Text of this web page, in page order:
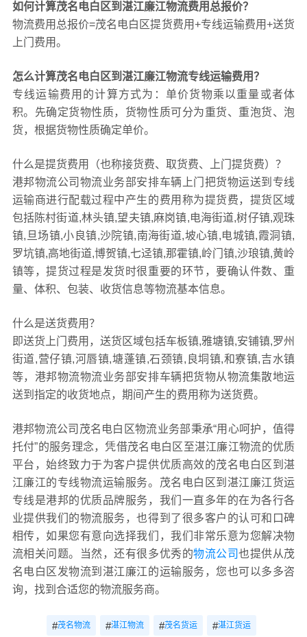
如何计算茂名电白区到湛江廉江物流费用总报价？
物流费用总报价=茂名电白区提货费用+专线运输费用+送货
上门费用。
怎么计算茂名电白区到湛江廉江物流专线运输费用？
专线运输费用的计算方式为：单价货物乘以重量或者体
积。先确定货物性质，货物性质可分为重货、重泡货、泡
货，根据货物性质确定单价。
什么是提货费用（也称接货费、取货费、上门提货费）？
港邦物流公司物流业务部安排车辆上门把货物运送到专线
运输商进行配载过程中产生的费用称为提货费，提货区域
包括陈村街道,林头镇,望夫镇,麻岗镇,电海街道,树仔镇,观珠
镇,旦场镇,小良镇,沙院镇,南海街道,坡心镇,电城镇,霞洞镇,
罗坑镇,高地街道,博贺镇,七迳镇,那霍镇,岭门镇,沙琅镇,黄岭
镇等，提货过程是发货时很重要的环节，要确认件数、重
量、体积、包装、收货信息等物流基本信息。
什么是送货费用？
即送货上门费用，送货区域包括车板镇,雅塘镇,安铺镇,罗州
街道,营仔镇,河唇镇,塘蓬镇,石颈镇,良垌镇,和寮镇,吉水镇
等，港邦物流物流业务部安排车辆把货物从物流集散地运
送到指定的收货地点，期间产生的费用称为送货费。
港邦物流公司茂名电白区物流业务部秉承“用心呵护，值得
托付”的服务理念，凭借茂名电白区至湛江廉江物流的优质
平台，始终致力于为客户提供优质高效的茂名电白区到湛
江廉江的专线物流运输服务。茂名电白区到湛江廉江货运
专线是港邦的优质品牌服务，我们一直多年的在为各行各
业提供我们的物流服务，也得到了很多客户的认可和口碑
相传，如果您有意向选择我们，我们非常乐意为您解决物
流相关问题。当然，还有很多优秀的物流公司也提供从茂
名电白区发物流到湛江廉江的运输服务，您也可以多多咨
询，找到合适您的物流服务商。
#茂名物流 #湛江物流 #茂名货运 #湛江货运